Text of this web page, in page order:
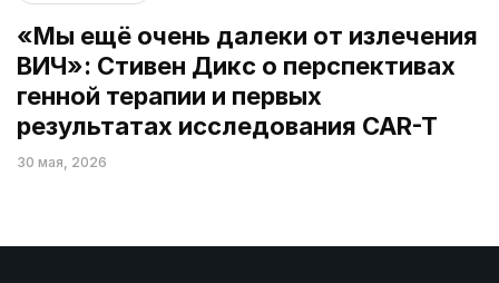
«Мы ещё очень далеки от излечения
ВИЧ»: Стивен Дикс о перспективах
генной терапии и первых
результатах исследования CAR-T
30 мая, 2026